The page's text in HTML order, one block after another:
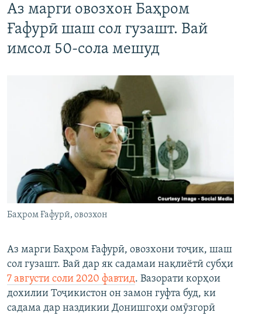
Аз марги овозхон Баҳром
Ғафурӣ шаш сол гузашт. Вай
имсол 50-сола мешуд
Баҳром Ғафурӣ, овозхон
Аз марги Баҳром Ғафурӣ, овозхони тоҷик, шаш
сол гузашт. Вай дар як садамаи нақлиётӣ субҳи
7 августи соли 2020 фавтид. Вазорати корҳои
дохилии Тоҷикистон он замон гуфта буд, ки
садама дар наздикии Донишгоҳи омӯзгорӣ